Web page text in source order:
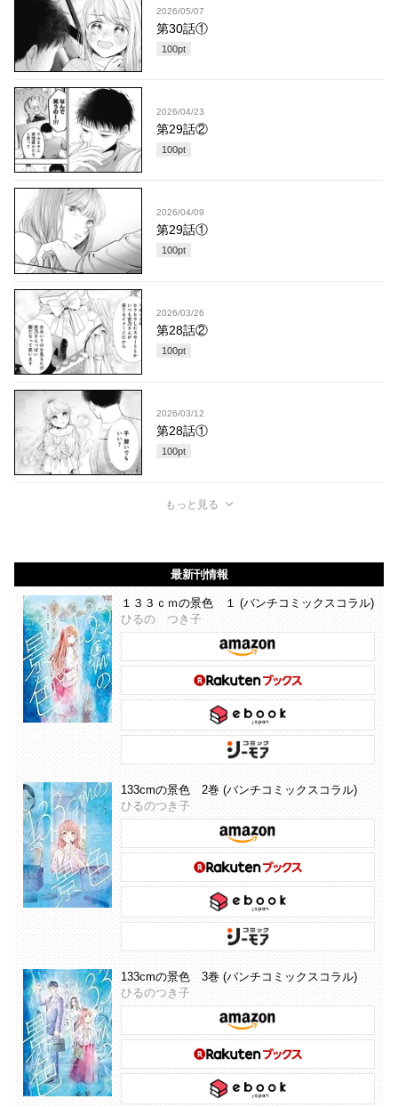
2026/05/07
第30話①
100pt
2026/04/23
第29話②
100pt
2026/04/09
第29話①
100pt
2026/03/26
第28話②
100pt
2026/03/12
第28話①
100pt
もっと見る
最新刊情報
１３３ｃｍの景色 １ (バンチコミックスコラル)
ひるの つき子
133cmの景色 2巻 (バンチコミックスコラル)
ひるのつき子
133cmの景色 3巻 (バンチコミックスコラル)
ひるのつき子